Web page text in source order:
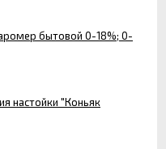
бытовой 0-18%; 0-
настойки "Коньяк